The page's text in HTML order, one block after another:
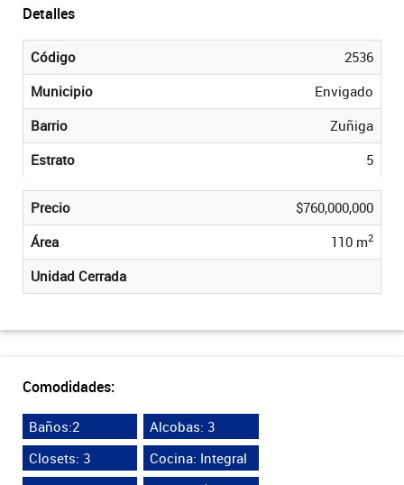
Detalles
Código
2536
Municipio
Envigado
Barrio
Zuñiga
Estrato
5
Precio
$760,000,000
Área
110 m2
Unidad Cerrada
Comodidades:
Baños:2
Alcobas: 3
Closets: 3
Cocina: Integral